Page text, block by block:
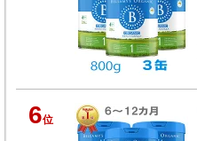
6位